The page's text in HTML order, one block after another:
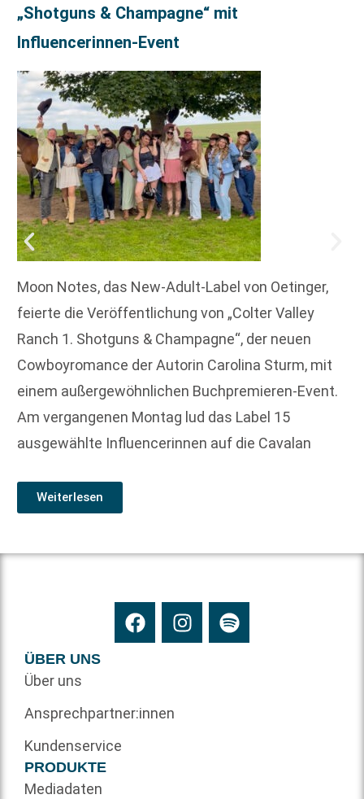
„Shotguns & Champagne“ mit
Influencerinnen-Event
Moon Notes, das New-Adult-Label von Oetinger,
feierte die Veröffentlichung von „Colter Valley
Ranch 1. Shotguns & Champagne“, der neuen
Cowboyromance der Autorin Carolina Sturm, mit
einem außergewöhnlichen Buchpremieren-Event.
Am vergangenen Montag lud das Label 15
ausgewählte Influencerinnen auf die Cavalan
Weiterlesen
ÜBER UNS
Über uns
Ansprechpartner:innen
Kundenservice
PRODUKTE
Mediadaten